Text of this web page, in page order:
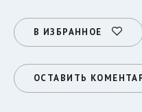
В ИЗБРАННОЕ
ОСТАВИТЬ